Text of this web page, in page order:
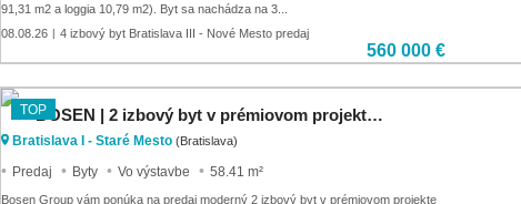
91,31 m2 a loggia 10,79 m2). Byt sa nachádza na 3...
08.08.26 | 4 izbový byt Bratislava III - Nové Mesto predaj
560 000 €
TOP BOSEN | 2 izbový byt v prémiovom projekte DownTown Yards, Bratislava
Bratislava I - Staré Mesto (Bratislava)
Predaj Byty Vo výstavbe 58.41 m²
Bosen Group vám ponúka na predaj moderný 2 izbový byt v prémiovom projekte